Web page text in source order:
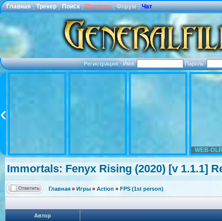
Главная | Трекер | Поиск | Правила | Форум | Чат
Регистрация·Имя: Пароль:
WEB-
Immortals: Fenyx Rising (2020) [v 1.1.1]
Главная » Игры » Action » FPS (1st person)
Автор